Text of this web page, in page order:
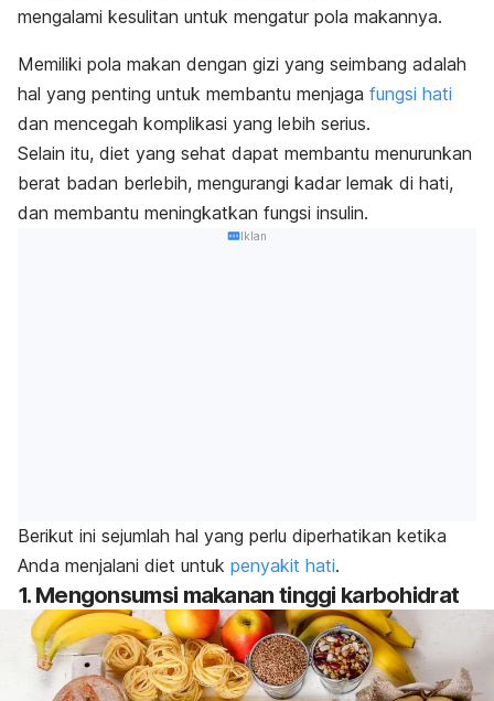
mengalami kesulitan untuk mengatur pola makannya.
Memiliki pola makan dengan gizi yang seimbang adalah
hal yang penting untuk membantu menjaga fungsi hati
dan mencegah komplikasi yang lebih serius.
Selain itu, diet yang sehat dapat membantu menurunkan
berat badan berlebih, mengurangi kadar lemak di hati,
dan membantu meningkatkan fungsi insulin.
Iklan
Berikut ini sejumlah hal yang perlu diperhatikan ketika
Anda menjalani diet untuk penyakit hati.
1. Mengonsumsi makanan tinggi karbohidrat